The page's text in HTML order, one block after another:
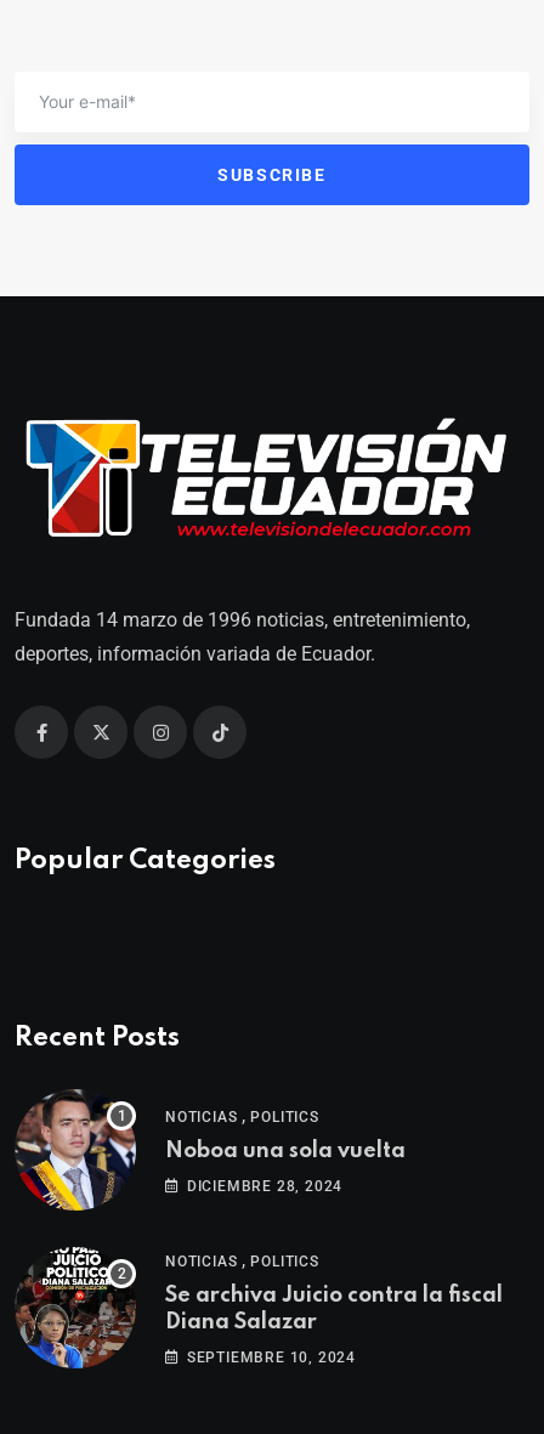
SUBSCRIBE
Fundada 14 marzo de 1996 noticias, entretenimiento,
deportes, información variada de Ecuador.
Popular Categories
Recent Posts
NOTICIAS ,POLITICS
Noboa una sola vuelta
DICIEMBRE 28, 2024
NOTICIAS ,POLITICS
Se archiva Juicio contra la fiscal
Diana Salazar
SEPTIEMBRE 10, 2024